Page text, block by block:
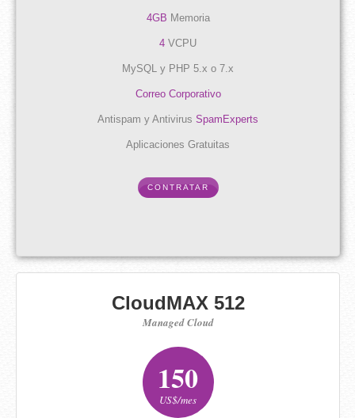
4GB Memoria
4 VCPU
MySQL y PHP 5.x o 7.x
Correo Corporativo
Antispam y AntivirusSpamExperts
Aplicaciones Gratuitas
CONTRATAR
CloudMAX 512
Managed Cloud
150
US$/mes